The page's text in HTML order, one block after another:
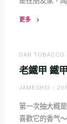
更多
小
鳥"
DAN TOBACCO
老鐵甲 鐵
JAMESHSI
第一次抽大概
喜歡它的香气